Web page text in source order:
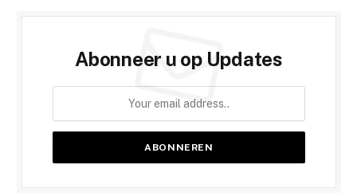
Abonneer u op Updates